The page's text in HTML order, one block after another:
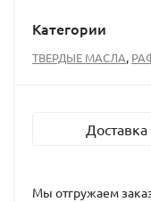
Категории
ТВЕРДЫЕ МАСЛА,
Доставка
Мы отгружаем